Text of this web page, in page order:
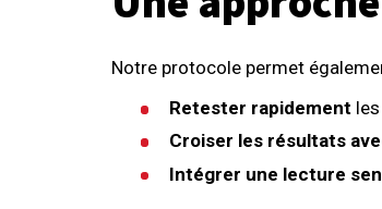
Notre protocole permet
Retester rapidement
Croiser les résultats
Intégrer une lecture